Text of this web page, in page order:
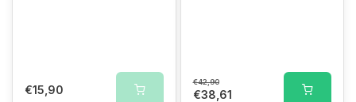
€15,90
€42,90
€38,61